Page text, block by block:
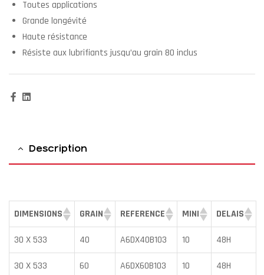
Toutes applications
Grande longévité
Haute résistance
Résiste aux lubrifiants jusqu’au grain 80 inclus
Facebook
Description
DIMENSIONS GRAIN REFERENCE MINI DELAIS
30 X 533 40 A6DX40B103 10 48H
30 X 533 60 A6DX60B103 10 48H